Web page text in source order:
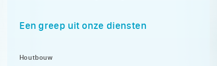
Een greep uit onze diensten
Houtbouw